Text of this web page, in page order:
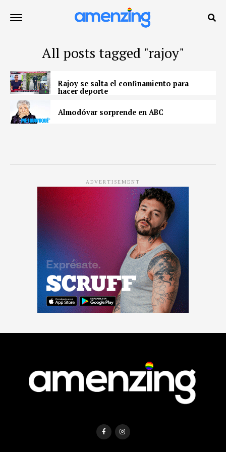
All posts tagged "rajoy"
Rajoy se salta el confinamiento para
hacer deporte
Almodóvar sorprende en ABC
ADVERTISEMENT